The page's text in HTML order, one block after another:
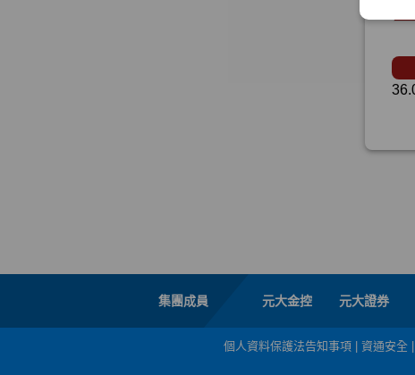
集團成員 元大金控 元大證券
個人資料保護法告知事項 資通安全